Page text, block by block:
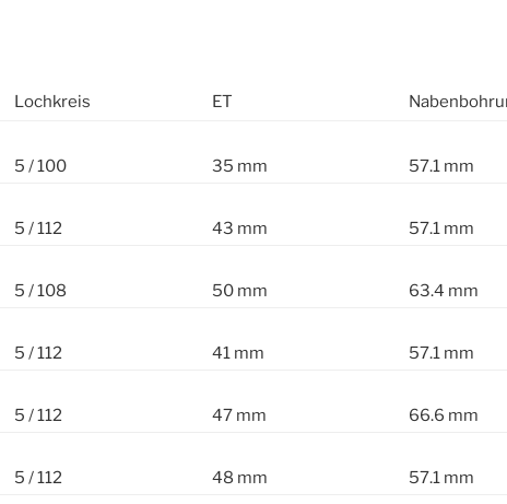
Lochkreis ET
5 / 100 35 mm 57.1 mm
5 / 112 43 mm 57.1 mm
5 / 108 50 mm 63.4 mm
5 / 112 41 mm 57.1 mm
5 / 112 47 mm 66.6 mm
5 / 112 48 mm 57.1 mm